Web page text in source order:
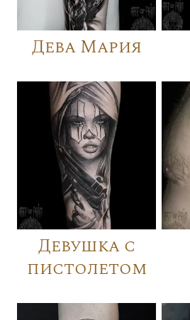
Дева Мария
Девушка с
пистолетом